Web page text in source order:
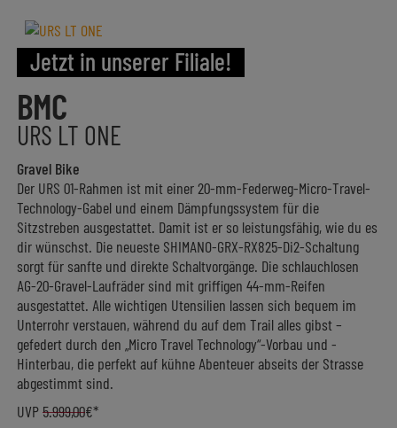
Jetzt in unserer Filiale!
BMC
URS LT ONE
Gravel Bike
Der URS 01-Rahmen ist mit einer 20-mm-Federweg-Micro-Travel-
Technology-Gabel und einem Dämpfungssystem für die
Sitzstreben ausgestattet. Damit ist er so leistungsfähig, wie du es
dir wünschst. Die neueste SHIMANO-GRX-RX825-Di2-Schaltung
sorgt für sanfte und direkte Schaltvorgänge. Die schlauchlosen
AG-20-Gravel-Laufräder sind mit griffigen 44-mm-Reifen
ausgestattet. Alle wichtigen Utensilien lassen sich bequem im
Unterrohr verstauen, während du auf dem Trail alles gibst –
gefedert durch den „Micro Travel Technology“-Vorbau und -
Hinterbau, die perfekt auf kühne Abenteuer abseits der Strasse
abgestimmt sind.
UVP5.999,00€*